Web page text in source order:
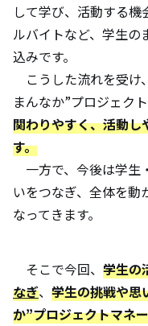
して学び、活動する
ルバイトなど、学生の
込みです。
こうした流れを受け
まんなか”プロジェク
関わりやすく、活動し
す。
一方で、今後は学生
いをつなぎ、全体を動
なってきます。
そこで今回、 学生の
なぎ、 学生の挑戦や思
か”プロジェクトマネ